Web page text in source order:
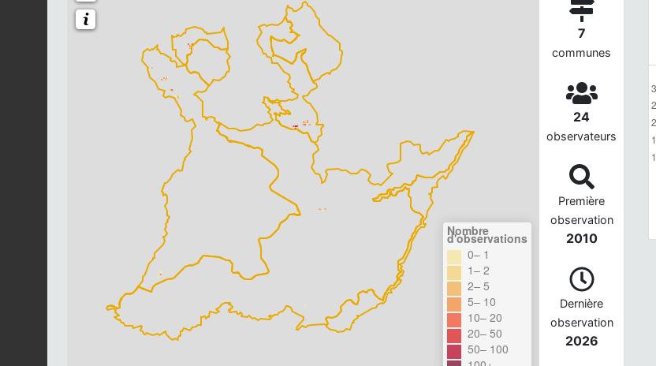
Nombre
d'observations
0– 1
1– 2
2– 5
5– 10
10– 20
20– 50
50– 100
7
communes
24
observateurs
Première
observation
2010
Dernière
observation
2026